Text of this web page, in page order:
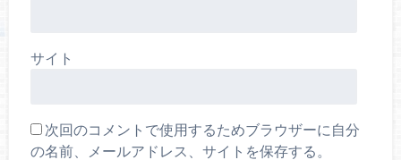
サイト
次回のコメントで使用するためブラウザーに自分
の名前、メールアドレス、サイトを保存する。